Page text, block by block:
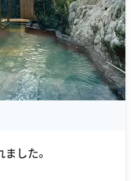
した。